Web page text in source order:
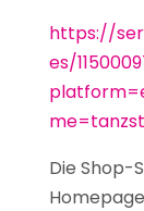
https://
es/
Die Shop-